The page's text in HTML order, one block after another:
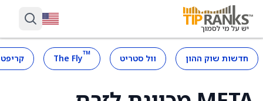
חדשות שוק ההון וול סטריט ™
The Fly